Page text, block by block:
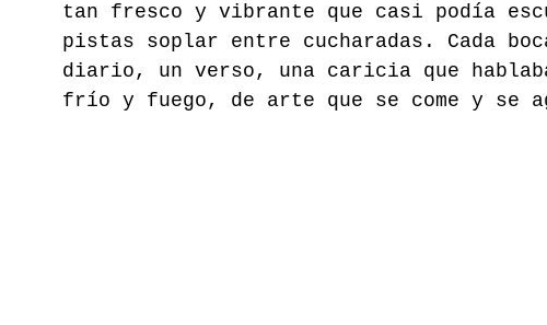
tan fresco y vibrante que casi podía
pistas soplar entre cucharadas. Cada
diario, un verso, una caricia que
frío y fuego, de arte que se come y se